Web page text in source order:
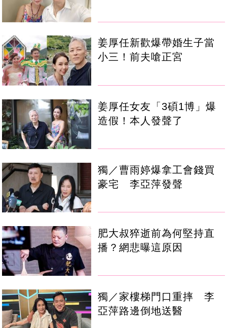
姜厚任新歡爆帶婚生子當
小三！前夫嗆正宮
姜厚任女友「3碩1博」爆
造假！本人發聲了
獨／曹雨婷爆拿工會錢買
豪宅 李亞萍發聲
肥大叔猝逝前為何堅持直
播？網悲曝這原因
獨／家樓梯門口重摔 李
亞萍路邊倒地送醫